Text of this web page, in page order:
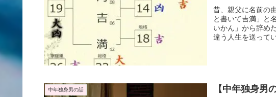
昔、親父に名前の
と書いて吉満」と
いかん」から辞め
違う人生を送って
中年独身男の話
【中年独身男